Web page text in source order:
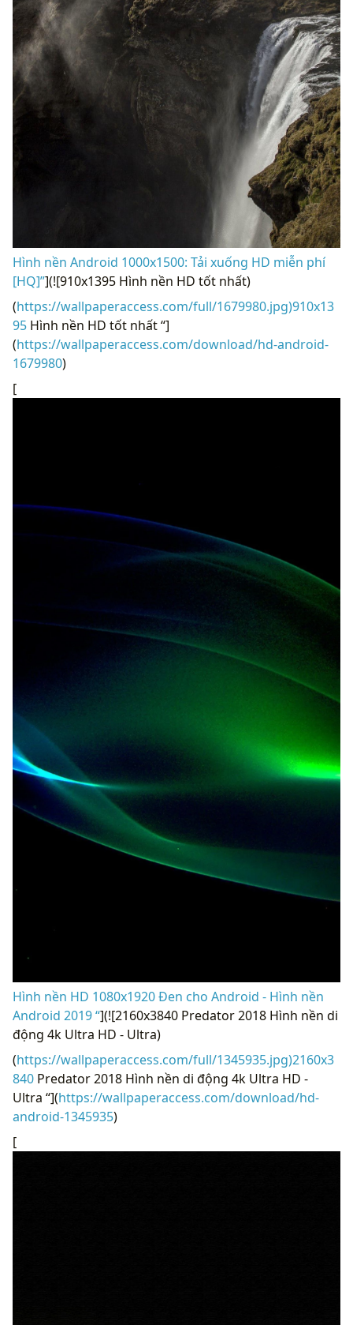
Hình nền Android 1000x1500: Tải xuống HD miễn phí
[HQ]”](![910x1395 Hình nền HD tốt nhất)
(https://wallpaperaccess.com/full/1679980.jpg)910x13
95 Hình nền HD tốt nhất “]
(https://wallpaperaccess.com/download/hd-android-
1679980)
[
Hình nền HD 1080x1920 Đen cho Android - Hình nền
Android 2019 “](![2160x3840 Predator 2018 Hình nền di
động 4k Ultra HD - Ultra)
(https://wallpaperaccess.com/full/1345935.jpg)2160x3
840 Predator 2018 Hình nền di động 4k Ultra HD -
Ultra “](https://wallpaperaccess.com/download/hd-
android-1345935)
[